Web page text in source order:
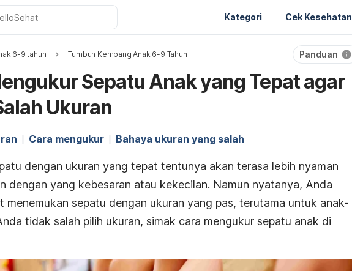
Kategori Cek Kesehatan
6-9 tahun Tumbuh Kembang Anak 6-9 Tahun Panduan
Sepatu Anak yang Tepat agar
Ukuran
Cara mengukur Bahaya ukuran yang salah
dengan ukuran yang tepat tentunya akan terasa lebih nyaman
dengan yang kebesaran atau kekecilan. Namun nyatanya, Anda
menemukan sepatu dengan ukuran yang pas, terutama untuk anak-
tidak salah pilih ukuran, simak cara mengukur sepatu anak di